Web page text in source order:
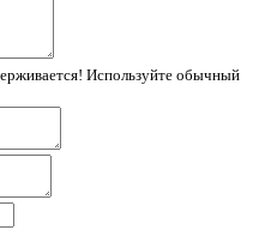
Используйте обычный